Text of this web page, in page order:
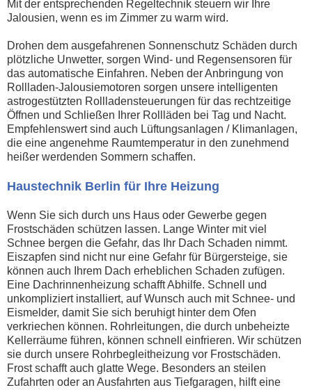
Mit der entsprechenden Regeltechnik steuern wir Ihre
Jalousien, wenn es im Zimmer zu warm wird.
Drohen dem ausgefahrenen Sonnenschutz Schäden durch
plötzliche Unwetter, sorgen Wind- und Regensensoren für
das automatische Einfahren. Neben der Anbringung von
Rollladen-Jalousiemotoren sorgen unsere intelligenten
astrogestützten Rollladensteuerungen für das rechtzeitige
Öffnen und Schließen Ihrer Rollläden bei Tag und Nacht.
Empfehlenswert sind auch Lüftungsanlagen / Klimanlagen,
die eine angenehme Raumtemperatur in den zunehmend
heißer werdenden Sommern schaffen.
Haustechnik Berlin für Ihre Heizung
Wenn Sie sich durch uns Haus oder Gewerbe gegen
Frostschäden schützen lassen. Lange Winter mit viel
Schnee bergen die Gefahr, das Ihr Dach Schaden nimmt.
Eiszapfen sind nicht nur eine Gefahr für Bürgersteige, sie
können auch Ihrem Dach erheblichen Schaden zufügen.
Eine Dachrinnenheizung schafft Abhilfe. Schnell und
unkompliziert installiert, auf Wunsch auch mit Schnee- und
Eismelder, damit Sie sich beruhigt hinter dem Ofen
verkriechen können. Rohrleitungen, die durch unbeheizte
Kellerräume führen, können schnell einfrieren. Wir schützen
sie durch unsere Rohrbegleitheizung vor Frostschäden.
Frost schafft auch glatte Wege. Besonders an steilen
Zufahrten oder an Ausfahrten aus Tiefgaragen, hilft eine